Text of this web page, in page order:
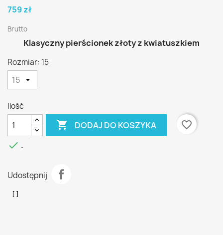
759 zł
Brutto
Klasyczny pierścionek złoty z kwiatuszkiem
Rozmiar: 15
Ilość
 DODAJ DO KOSZYKA
favorite_border
 .
Udostępnij